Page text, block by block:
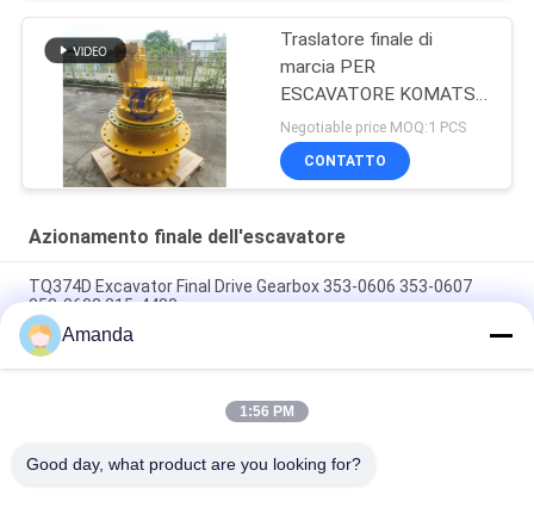
Traslatore finale di
marcia PER
ESCAVATORE KOMATSU
WA100-5
Negotiable price MOQ:1 PCS
CONTATTO
Azionamento finale dell'escavatore
TQ374D Excavator Final Drive Gearbox 353-0606 353-0607
353-0608 315-4480
353-0528 333-3036 Escavatore motore di azionamento finale
idraulico TQ345D TQ349D
Danfoss BMVT41 motore idraulico di azionamento finale può
Amanda
1:56 PM
Good day, what product are you looking for?